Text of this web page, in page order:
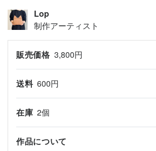
Lop
制作アーティスト
販売価格 3,800円
送料 600円
在庫 2個
作品について